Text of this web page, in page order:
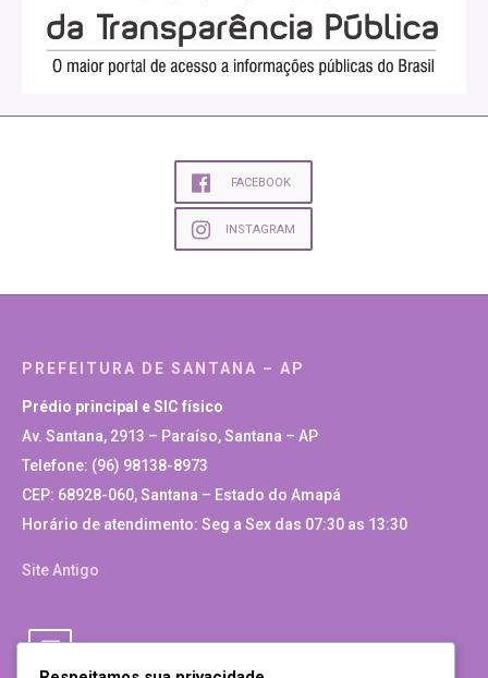
FACEBOOK
INSTAGRAM
PREFEITURA DE SANTANA – AP
Prédio principal e SIC físico
Av. Santana, 2913 – Paraíso, Santana – AP
Telefone: (96) 98138-8973
CEP: 68928-060, Santana – Estado do Amapá
Horário de atendimento: Seg a Sex das 07:30 as 13:30
Site Antigo